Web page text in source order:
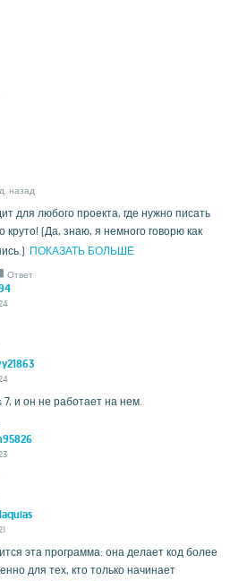
назад
для любого проекта, где нужно писать
круто! (Да, знаю, я немного говорю как
ПОКАЗАТЬ БОЛЬШЕ
Ответ
и он не работает на нем.
эта программа: она делает код более
для тех, кто только начинает